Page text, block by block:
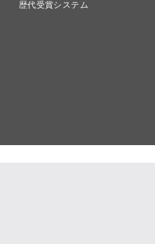
歴代受賞システム